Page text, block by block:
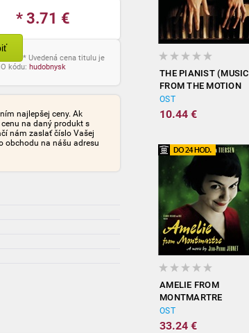
* 3.71 €
* Uvedená cena titulu je
kódu: hudobnysk
najlepšej ceny. Ak
na daný produkt s
nám zaslať číslo Vašej
obchodu na nášu adresu
THE PIANIST (MUSIC
FROM THE MOTION
PICTURE)
OST
10.44 €
AMELIE FROM
MONTMARTRE
(ORIGINAL
SOUNDTRACK)
OST
33.24 €